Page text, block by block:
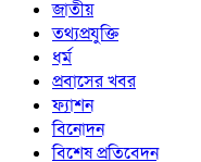
জাতীয়
তথ্যপ্রযুক্তি
ধর্ম
প্রবাসের খবর
ফ্যাশন
বিনোদন
বিশেষ প্রতিবেদন